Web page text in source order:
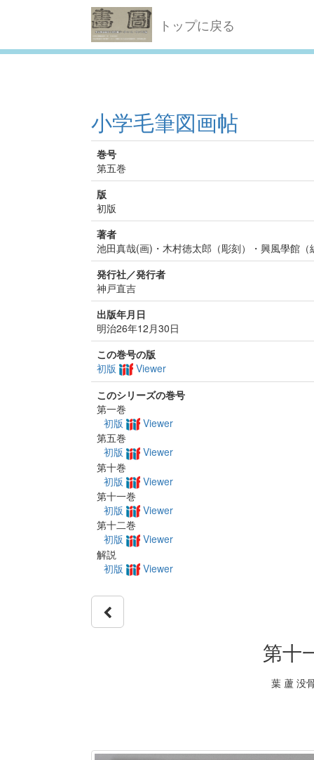
トップに戻る
小学毛筆図画帖
巻号
第五巻
版
初版
著者
池田真哉(画)・木村徳太郎（彫刻）・興風學館（
発行社／発行者
神戸直吉
出版年月日
明治26年12月30日
この巻号の版
初版
Viewer
このシリーズの巻号
第一巻
初版
Viewer
第五巻
初版
Viewer
第十巻
初版
Viewer
第十一巻
初版
Viewer
第十二巻
初版
Viewer
解説
初版
Viewer
第十
葉 蘆 没